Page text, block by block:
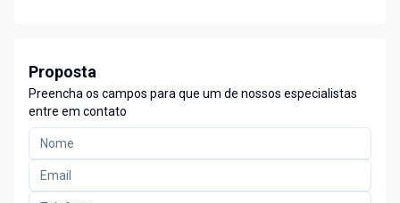
Proposta
Preencha os campos para que um de nossos especialistas
entre em contato